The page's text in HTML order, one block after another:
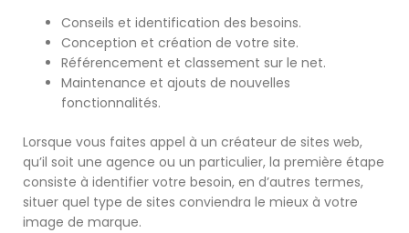
Conseils et identification des besoins.
Conception et création de votre site.
Référencement et classement sur le net.
Maintenance et ajouts de nouvelles
fonctionnalités.
Lorsque vous faites appel à un créateur de sites web,
qu’il soit une agence ou un particulier, la première étape
consiste à identifier votre besoin, en d’autres termes,
situer quel type de sites conviendra le mieux à votre
image de marque.